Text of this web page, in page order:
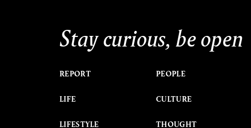
Stay curious, be open
REPORT
LIFE
LIFESTYLE
PEOPLE
CULTURE
THOUGHT